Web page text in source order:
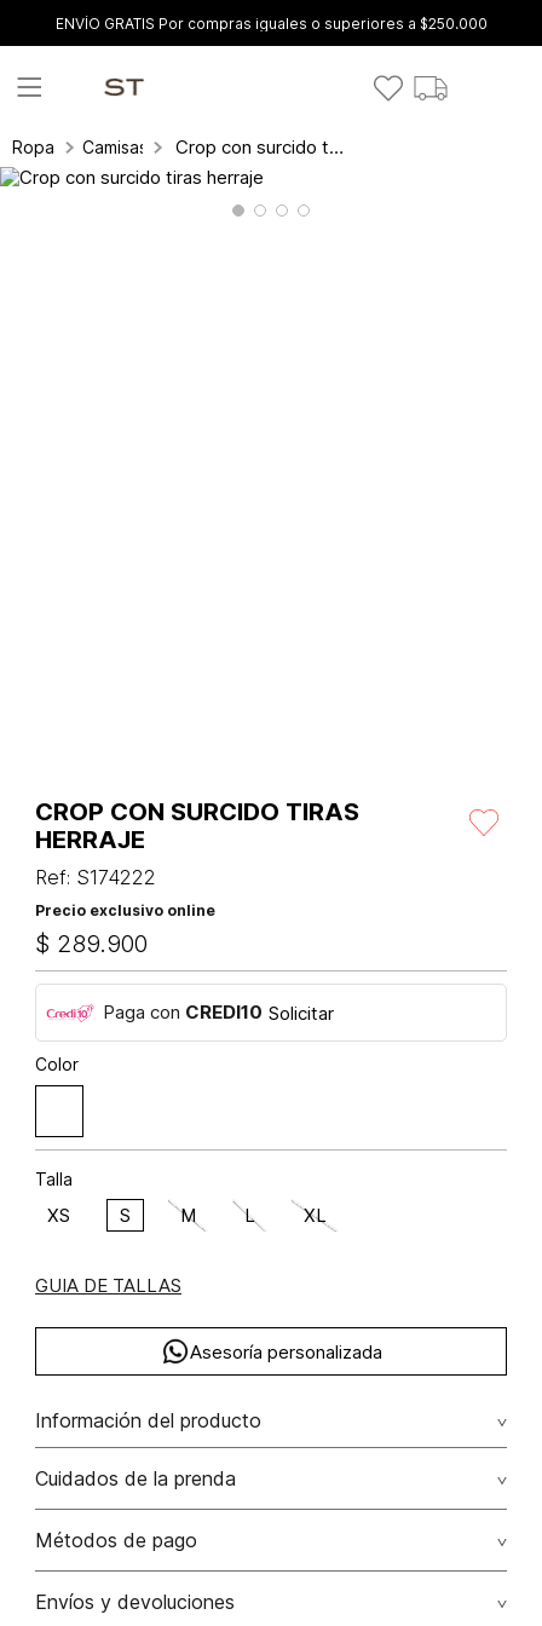
ENVÍO GRATIS Por compras iguales o superiores a $250.000
Ropa Camisas y blusas Crop con surcido tiras herraje
CROP CON SURCIDO TIRAS
HERRAJE
Ref: S174222
Precio exclusivo online
$ 289.900
Paga con CREDI10 Solicitar
Color
Talla
XS S M L XL
GUIA DE TALLAS
Asesoría personalizada
Información del producto
Viscosa 82% lino 18% 82.00% viscosa/viscose18.00% lino/linen
Cuidados de la prenda
Lavar a mano por separado / no dejar en remojo / no
Métodos de pago
Tarjetas de crédito: Visa, Dinners, Master Card y American
Envíos y devoluciones